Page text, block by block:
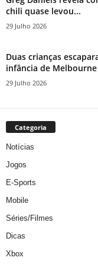
chili quase levou...
29 Julho 2026
Duas crianças
infância de
29 Julho 2026
Categoria
Notícias
Jogos
E-Sports
Mobile
Séries/Filmes
Dicas
Xbox